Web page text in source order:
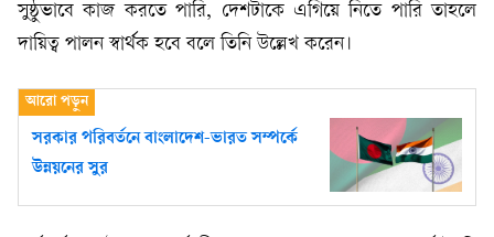
সুষ্ঠুভাবে কাজ করতে পারি, দেশটাকে এগিয়ে নিতে পারি তাহলে
দায়িত্ব পালন স্বার্থক হবে বলে তিনি উল্লেখ করেন।
সরকার পরিবর্তনে বাংলাদেশ-ভারত সম্পর্কে
উন্নয়নের সুর